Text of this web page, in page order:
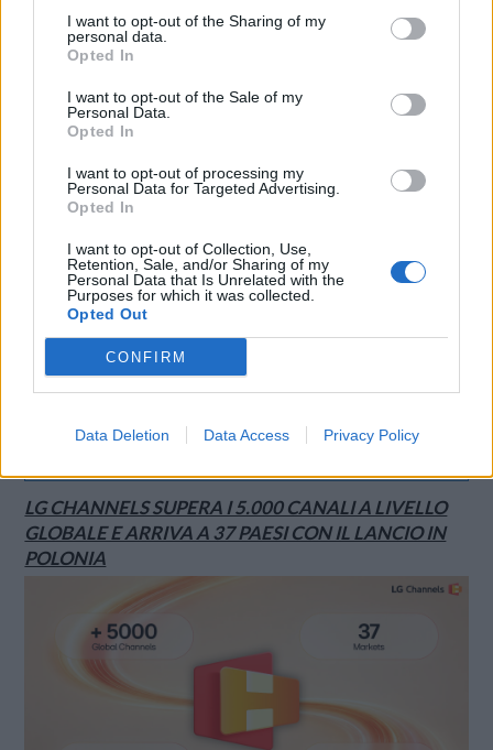
I want to opt-out of the Sharing of my
personal data.
Opted In
I want to opt-out of the Sale of my
Personal Data.
Opted In
I want to opt-out of processing my
Personal Data for Targeted Advertising.
Opted In
I want to opt-out of Collection, Use,
Retention, Sale, and/or Sharing of my
Personal Data that Is Unrelated with the
Purposes for which it was collected.
Opted Out
CONFIRM
Data Deletion Data Access Privacy Policy
LE MIGLIORI OFFERTE AMAZON
LG CHANNELS SUPERA I 5.000 CANALI A LIVELLO
GLOBALE E ARRIVA A 37 PAESI CON IL LANCIO IN
POLONIA